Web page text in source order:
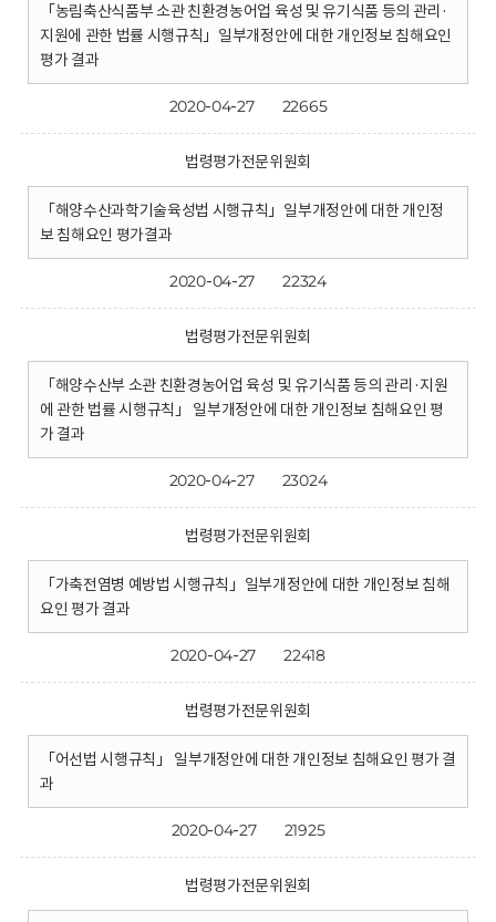
「농림축산식품부 소관 친환경농어업 육성 및 유기식품 등의 관리·
지원에 관한 법률 시행규칙」일부개정안에 대한 개인정보 침해요인
평가 결과
2020-04-27 22665
법령평가전문위원회
「해양수산과학기술육성법 시행규칙」일부개정안에 대한 개인정
보 침해요인 평가결과
2020-04-27 22324
법령평가전문위원회
「해양수산부 소관 친환경농어업 육성 및 유기식품 등의 관리·지원
에 관한 법률 시행규칙」 일부개정안에 대한 개인정보 침해요인 평
가 결과
2020-04-27 23024
법령평가전문위원회
「가축전염병 예방법 시행규칙」일부개정안에 대한 개인정보 침해
요인 평가 결과
2020-04-27 22418
법령평가전문위원회
「어선법 시행규칙」 일부개정안에 대한 개인정보 침해요인 평가 결
과
2020-04-27 21925
법령평가전문위원회